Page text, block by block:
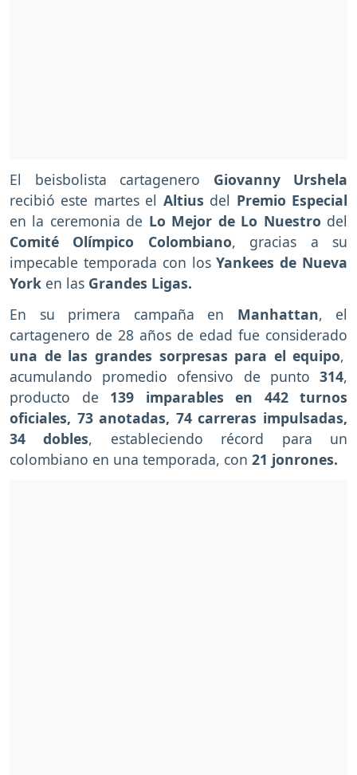
El beisbolista cartagenero Giovanny Urshela
recibió este martes el Altius del Premio Especial
en la ceremonia de Lo Mejor de Lo Nuestro del
Comité Olímpico Colombiano, gracias a su
impecable temporada con losYankees de Nueva
York en las Grandes Ligas.
En su primera campaña en Manhattan, el
cartagenero de 28 años de edad fue considerado
una de las grandes sorpresas para el equipo,
acumulando promedio ofensivo de punto 314,
producto de 139 imparables en 442 turnos
oficiales, 73 anotadas, 74 carreras impulsadas,
34 dobles, estableciendo récord para un
colombiano en una temporada, con 21 jonrones.